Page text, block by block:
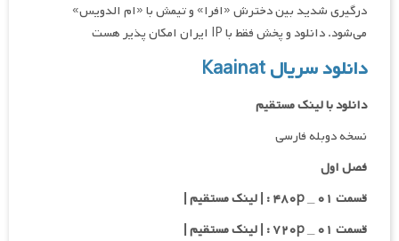
درگیری شدید بین دخترش «افرا» و تیمش با «ام الدویس»
می‌شود. دانلود و پخش فقط با IP ایران امکان پذیر هست
دانلود سریال Kaainat
دانلود با لینک مستقیم
نسخه دوبله فارسی
فصل اول
قسمت ۰۱ _ ۴۸۰p : | لینک مستقیم |
قسمت ۰۱ _ ۷۲۰p : | لینک مستقیم |